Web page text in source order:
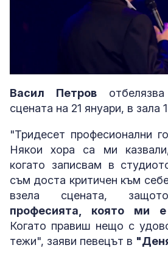
Васил Петров
сцената на 21 януари, в зала
"Тридесет професионални
Някои хора са ми
когато записвам в
съм доста критичен към
взела сцената,
професията, която ми
Когато правиш нещо с
тежи", заяви певецът в